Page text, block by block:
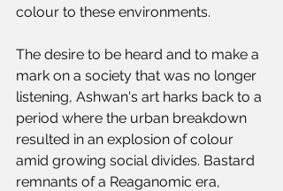
colour to these environments.
The desire to be heard and to make a
mark on a society that was no longer
listening, Ashwan's art harks back to a
period where the urban breakdown
resulted in an explosion of colour
amid growing social divides. Bastard
remnants of a Reaganomic era,